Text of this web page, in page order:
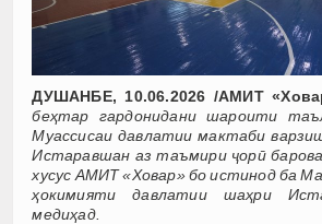
ДУШАНБЕ, 10.06.2026 /АМИТ
беҳтар гардонидани шароити
Муассисаи давлатии мактаби
Истаравшан аз таъмири ҷорӣ
хусус АМИТ «Ховар» бо истинод ба
ҳокимияти давлатии шаҳри
медиҳад.